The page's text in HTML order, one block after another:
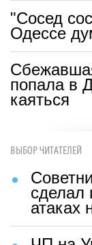
"Сосед
Одессе
попала в
каяться
ВЫБОР ЧИТАТЕЛЕЙ
сделал
атаках